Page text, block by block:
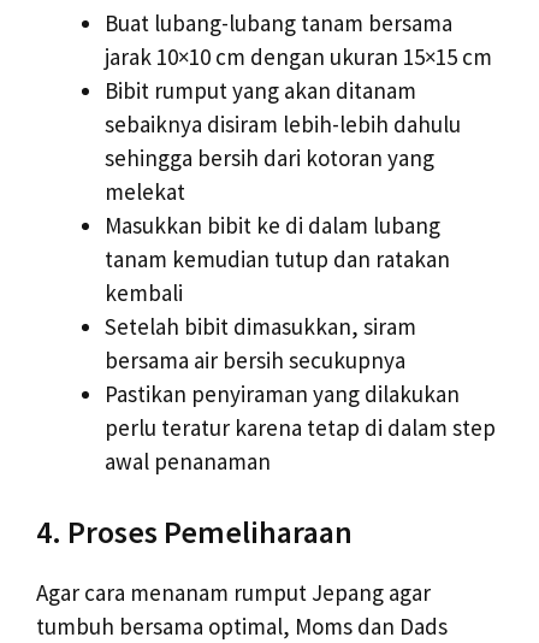
Buat lubang-lubang tanam bersama
jarak 10×10 cm dengan ukuran 15×15 cm
Bibit rumput yang akan ditanam
sebaiknya disiram lebih-lebih dahulu
sehingga bersih dari kotoran yang
melekat
Masukkan bibit ke di dalam lubang
tanam kemudian tutup dan ratakan
kembali
Setelah bibit dimasukkan, siram
bersama air bersih secukupnya
Pastikan penyiraman yang dilakukan
perlu teratur karena tetap di dalam step
awal penanaman
4. Proses Pemeliharaan
Agar cara menanam rumput Jepang agar
tumbuh bersama optimal, Moms dan Dads